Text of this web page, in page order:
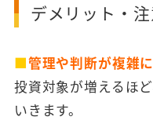
デメリット・
■管理や判断が複雑
投資対象が増えるほ
いきます。